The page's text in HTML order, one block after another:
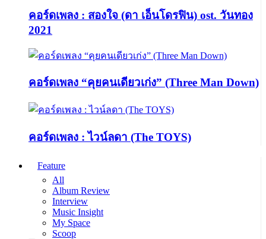
คอร์ดเพลง : สองใจ (ดา เอ็นโดรฟิน) ost. วันทอง
2021
คอร์ดเพลง “คุยคนเดียวเก่ง” (Three Man Down)
คอร์ดเพลง : ไวน์ลดา (The TOYS)
Feature
All
Album Review
Interview
Music Insight
My Space
Scoop